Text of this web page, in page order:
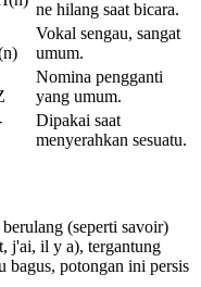
ne hilang saat bicara.
Vokal sengau, sangat
umum.
Nomina pengganti
yang umum.
Dipakai saat
menyerahkan sesuatu.
(seperti savoir)
j'ai, il y a), tergantung
bagus, potongan ini persis